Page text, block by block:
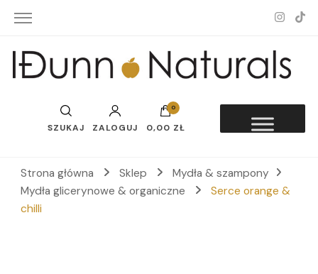
Idunn-Naturals
SZUKAJ ZALOGUJ
0
0,00 ZŁ
Strona główna Sklep
Mydła & szampony
Mydła glicerynowe & organiczne
Serce orange &
chilli